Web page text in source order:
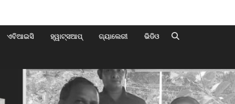
ଏବିଆଇସି ହ୍ୱାଟ୍ସଆପ୍ ଗ୍ୟାଲେରୀ ଭିଡିଓ